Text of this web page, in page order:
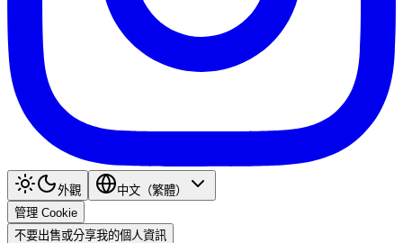
外觀
中文（繁體）
管理 Cookie
不要出售或分享我的個人資訊